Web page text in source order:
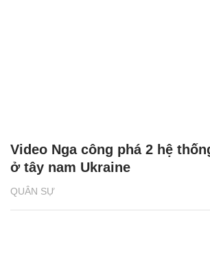
QUÂN SỰ
Video Nga công phá 2 hệ
ở tây nam Ukraine